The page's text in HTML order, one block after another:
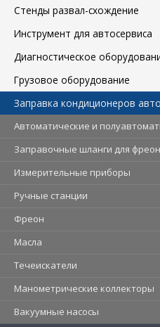
Стенды развал-схождение
Инструмент для автосервиса
Диагностическое
Грузовое оборудование
Заправка кондиционеров
Автоматические и
Заправочные шланги для
Измерительные приборы
Ручные станции
Фреон
Масла
Течеискатели
Манометрические коллекторы
Вакуумные насосы